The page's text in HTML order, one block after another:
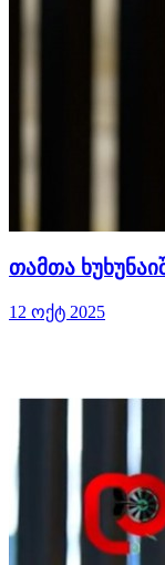
თამთა
12 ოქტ 2025